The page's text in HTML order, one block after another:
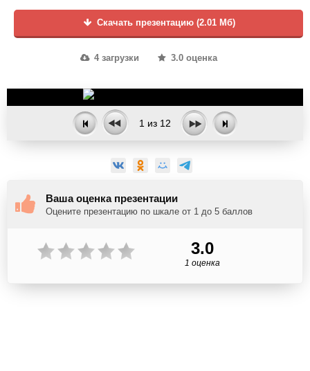
Скачать презентацию (2.01 Мб)
4 загрузки 3.0 оценка
1 из 12
Ваша оценка презентации
Оцените презентацию по шкале от 1 до 5 баллов
3.0
1 оценка